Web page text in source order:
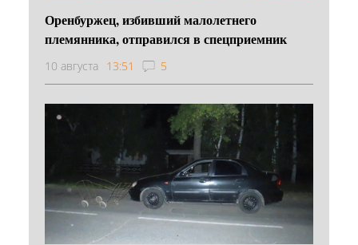
Оренбуржец, избивший малолетнего
племянника, отправился в спецприемник
10 августа 13:51 5